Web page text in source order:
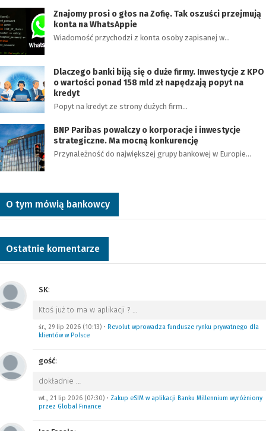
Znajomy prosi o głos na Zofię. Tak oszuści przejmują
konta na WhatsAppie
Wiadomość przychodzi z konta osoby zapisanej w…
Dlaczego banki biją się o duże firmy. Inwestycje z KPO
o wartości ponad 158 mld zł napędzają popyt na
kredyt
Popyt na kredyt ze strony dużych firm…
BNP Paribas powalczy o korporacje i inwestycje
strategiczne. Ma mocną konkurencję
Przynależność do największej grupy bankowej w Europie…
O tym mówią bankowcy
Ostatnie komentarze
SK:
Ktoś już to ma w aplikacji ? …
śr., 29 lip 2026 (10:13) • Revolut wprowadza fundusze rynku prywatnego dla
klientów w Polsce
gość:
dokładnie …
wt., 21 lip 2026 (07:30) • Zakup eSIM w aplikacji Banku Millennium wyróżniony
przez Global Finance